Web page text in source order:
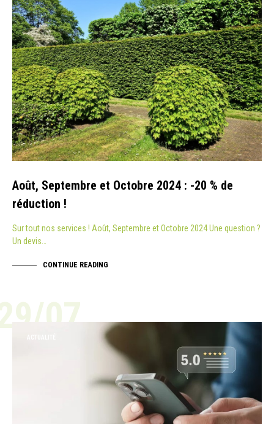
Août, Septembre et Octobre 2024 : -20 % de
réduction !
Sur tout nos services ! Août, Septembre et Octobre 2024 Une question ?
Un devis…
CONTINUE READING
07